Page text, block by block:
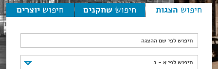
חיפוש הצגות חיפוש שחקנים חיפוש יוצרים
חיפוש לפי שם ההצגה
חיפוש לפי א - ב
חיפוש לפי א - ב